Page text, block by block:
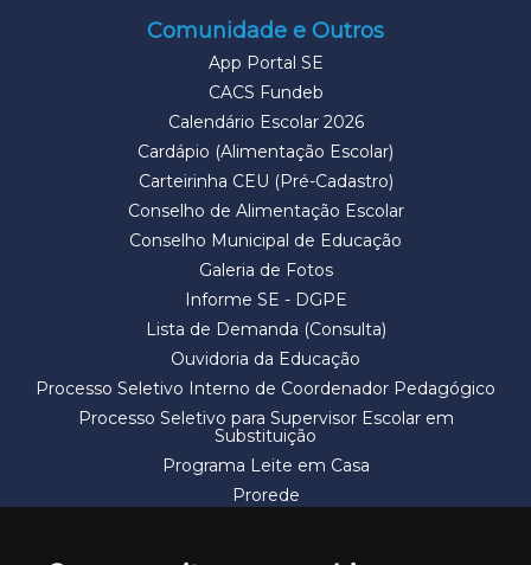
Comunidade e Outros
App Portal SE
CACS Fundeb
Calendário Escolar 2026
Cardápio (Alimentação Escolar)
Carteirinha CEU (Pré-Cadastro)
Conselho de Alimentação Escolar
Conselho Municipal de Educação
Galeria de Fotos
Informe SE - DGPE
Lista de Demanda (Consulta)
Ouvidoria da Educação
Processo Seletivo Interno de Coordenador Pedagógico
Processo Seletivo para Supervisor Escolar em
Substituição
Programa Leite em Casa
Prorede